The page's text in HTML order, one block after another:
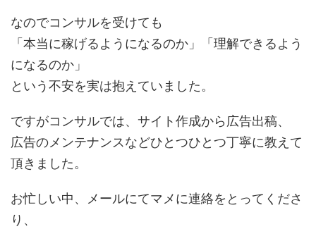
なのでコンサルを受けても
「本当に稼げるようになるのか」「理解できるよう
になるのか」
という不安を実は抱えていました。
ですがコンサルでは、サイト作成から広告出稿、
広告のメンテナンスなどひとつひとつ丁寧に教えて
頂きました。
お忙しい中、メールにてマメに連絡をとってくださ
り、